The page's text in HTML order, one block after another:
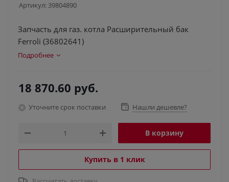
Артикул: 39804890
Запчасть для газ. котла Расширительный бак
Ferroli (36802641)
Подробнее
18 870.60 руб.
Уточните срок поставки Нашли дешевле?
В корзину
Купить в 1 клик